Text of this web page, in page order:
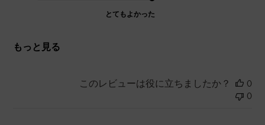
とてもよかった
もっと見る
このレビューは役に立ちましたか？
0
0